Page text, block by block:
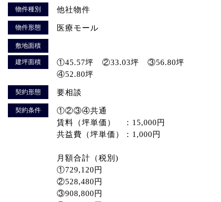
物件種別 他社物件
物件形態 医療モール
敷地面積
建坪面積
①45.57坪 ②33.03坪 ③56.80坪
④52.80坪
契約形態 要相談
契約条件
①②③④共通
賃料（坪単価） ：15,000円
共益費（坪単価）：1,000円
月額合計（税別)
①729,120円
②528,480円
③908,800円